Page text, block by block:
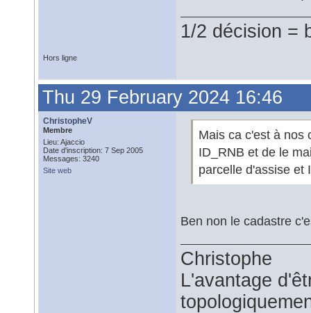
1/2 décision =
Hors ligne
Thu 29 February 2024 16:46
ChristopheV
Membre
Lieu: Ajaccio
Date d'inscription: 7 Sep 2005
Messages: 3240
Site web
Mais ca c'est à nos
ID_RNB et de le
parcelle d'assise et
Ben non le cadastre
Christophe
L'avantage